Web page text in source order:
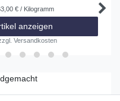
€ / Kilogramm
anzeigen
Versandkosten